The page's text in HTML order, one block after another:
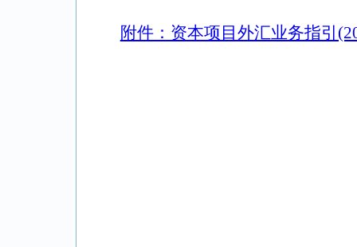
附件：资本项目外汇业务指引